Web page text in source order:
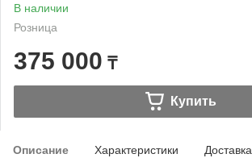
В наличии
Розница
375 000 ₸
Купить
Описание Характеристики Доставка